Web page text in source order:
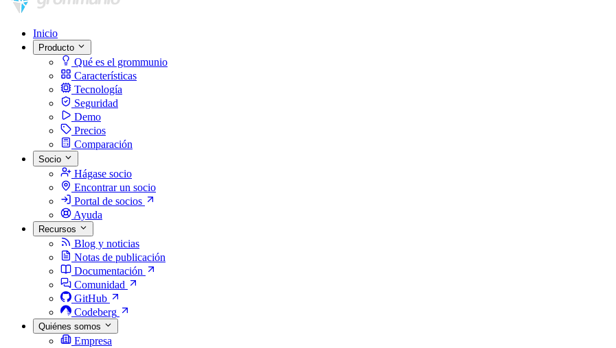
Inicio
Producto
Qué es el grommunio
Características
Tecnología
Seguridad
Demo
Precios
Comparación
Socio
Hágase socio
Encontrar un socio
Portal de socios
Ayuda
Recursos
Blog y noticias
Notas de publicación
Documentación
Comunidad
GitHub
Codeberg
Quiénes somos
Empresa